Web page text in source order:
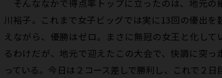
そんななかで得点率トップに立ったのは、地元の
川裕子。これまで女子ビッグでは実に13回の優出を
えながら、優勝はゼロ。まさに無冠の女王と化して
るわけだが、地元で迎えたこの大会で、快調に突っ
っている。今日は２コース差しで勝利し、これで２日